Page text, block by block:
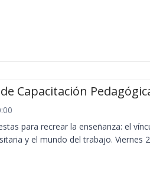
Capacitación
para recrear la enseñanza: el
y el mundo del trabajo. Viernes